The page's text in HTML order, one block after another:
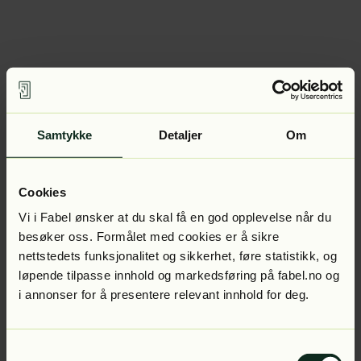
Samtykke Detaljer Om
Cookies
Vi i Fabel ønsker at du skal få en god opplevelse når du
besøker oss. Formålet med cookies er å sikre
nettstedets funksjonalitet og sikkerhet, føre statistikk, og
løpende tilpasse innhold og markedsføring på fabel.no og
i annonser for å presentere relevant innhold for deg.